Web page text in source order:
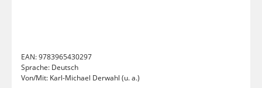
EAN:9783965430297
Sprache: Deutsch
Von/Mit: Karl-Michael Derwahl (u. a.)